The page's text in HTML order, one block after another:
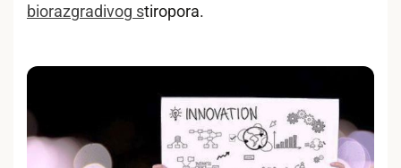
biorazgradivog stiropora.